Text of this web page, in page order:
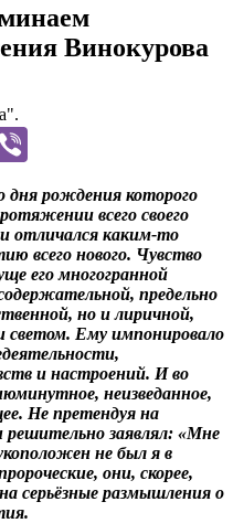
Винокурова
дня рождения которого
всего своего
отличался каким-то
всего нового. Чувство
его многогранной
предельно
но и лиричной,
светом. Ему импонировало
и настроений. И во
неизведанное,
Не претендуя на
заявлял: «Мне
не был я в
они, скорее,
серьёзные размышления о